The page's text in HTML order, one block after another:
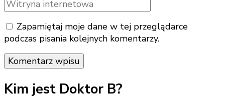
Zapamiętaj moje dane w tej przeglądarce
podczas pisania kolejnych komentarzy.
Kim jest Doktor B?